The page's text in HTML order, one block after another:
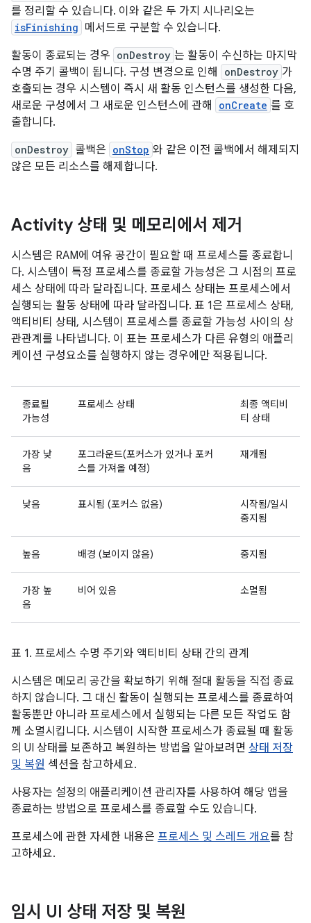
를 정리할 수 있습니다. 이와 같은 두 가지 시나리오는
isFinishing 메서드로 구분할 수 있습니다.
활동이 종료되는 경우 onDestroy 는 활동이 수신하는 마지막
수명 주기 콜백이 됩니다. 구성 변경으로 인해
onDestroy 가
호출되는 경우 시스템이 즉시 새 활동 인스턴스를 생성한 다음,
새로운 구성에서 그 새로운 인스턴스에 관해
onCreate 를 호
출합니다.
onDestroy 콜백은 onStop 와 같은 이전 콜백에서 해제되지
않은 모든 리소스를 해제합니다.
Activity 상태 및 메모리에서 제거
시스템은 RAM에 여유 공간이 필요할 때 프로세스를 종료합니
다. 시스템이 특정 프로세스를 종료할 가능성은 그 시점의 프로
세스 상태에 따라 달라집니다. 프로세스 상태는 프로세스에서
실행되는 활동 상태에 따라 달라집니다. 표 1은 프로세스 상태,
액티비티 상태, 시스템이 프로세스를 종료할 가능성 사이의 상
관관계를 나타냅니다. 이 표는 프로세스가 다른 유형의 애플리
케이션 구성요소를 실행하지 않는 경우에만 적용됩니다.
종료될
가능성
프로세스 상태
최종 액티비
티 상태
가장 낮
음
포그라운드(포커스가 있거나 포커
스를 가져올 예정)
재개됨
낮음 표시됨 (포커스 없음)
시작됨/일시
중지됨
높음 배경 (보이지 않음) 중지됨
가장 높
음
비어 있음 소멸됨
표 1. 프로세스 수명 주기와 액티비티 상태 간의 관계
시스템은 메모리 공간을 확보하기 위해 절대 활동을 직접 종료
하지 않습니다. 그 대신 활동이 실행되는 프로세스를 종료하여
활동뿐만 아니라 프로세스에서 실행되는 다른 모든 작업도 함
께 소멸시킵니다. 시스템이 시작한 프로세스가 종료될 때 활동
의 UI 상태를 보존하고 복원하는 방법을 알아보려면 상태 저장
및 복원 섹션을 참고하세요.
사용자는 설정의 애플리케이션 관리자를 사용하여 해당 앱을
종료하는 방법으로 프로세스를 종료할 수도 있습니다.
프로세스에 관한 자세한 내용은 프로세스 및 스레드 개요를 참
고하세요.
임시 UI 상태 저장 및 복원